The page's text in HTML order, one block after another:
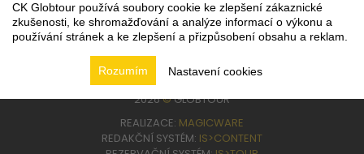
2026©GLOBTOUR
REALIZACE: MAGICWARE
REDAKČNÍ SYSTÉM: IS>CONTENT
CK Globtour používá soubory cookie ke zlepšení zákaznické
zkušenosti, ke shromažďování a analýze informací o výkonu a
používání stránek a ke zlepšení a přizpůsobení obsahu a reklam.
Nastavení cookies
Rozumím